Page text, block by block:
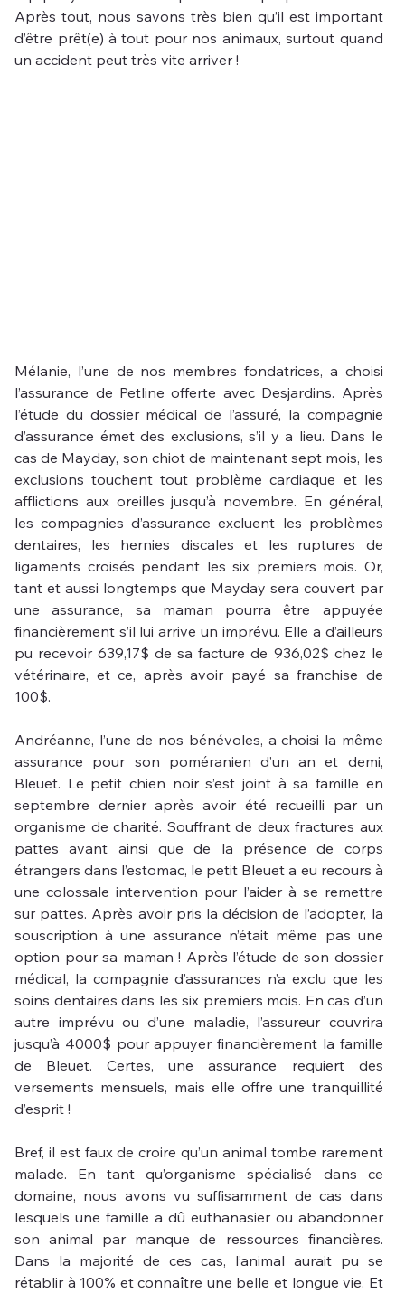
Après tout, nous savons très bien qu’il est important
d’être prêt(e) à tout pour nos animaux, surtout quand
un accident peut très vite arriver !
Mélanie, l’une de nos membres fondatrices, a choisi
l’assurance de Petline offerte avec Desjardins. Après
l’étude du dossier médical de l’assuré, la compagnie
d’assurance émet des exclusions, s’il y a lieu. Dans le
cas de Mayday, son chiot de maintenant sept mois, les
exclusions touchent tout problème cardiaque et les
afflictions aux oreilles jusqu’à novembre. En général,
les compagnies d’assurance excluent les problèmes
dentaires, les hernies discales et les ruptures de
ligaments croisés pendant les six premiers mois. Or,
tant et aussi longtemps que Mayday sera couvert par
une assurance, sa maman pourra être appuyée
financièrement s’il lui arrive un imprévu. Elle a d’ailleurs
pu recevoir 639,17$ de sa facture de 936,02$ chez le
vétérinaire, et ce, après avoir payé sa franchise de
100$.
Andréanne, l’une de nos bénévoles, a choisi la même
assurance pour son poméranien d’un an et demi,
Bleuet. Le petit chien noir s’est joint à sa famille en
septembre dernier après avoir été recueilli par un
organisme de charité. Souffrant de deux fractures aux
pattes avant ainsi que de la présence de corps
étrangers dans l’estomac, le petit Bleuet a eu recours à
une colossale intervention pour l’aider à se remettre
sur pattes. Après avoir pris la décision de l’adopter, la
souscription à une assurance n’était même pas une
option pour sa maman ! Après l’étude de son dossier
médical, la compagnie d’assurances n’a exclu que les
soins dentaires dans les six premiers mois. En cas d’un
autre imprévu ou d’une maladie, l’assureur couvrira
jusqu’à 4000$ pour appuyer financièrement la famille
de Bleuet. Certes, une assurance requiert des
versements mensuels, mais elle offre une tranquillité
d’esprit !
Bref, il est faux de croire qu’un animal tombe rarement
malade. En tant qu’organisme spécialisé dans ce
domaine, nous avons vu suffisamment de cas dans
lesquels une famille a dû euthanasier ou abandonner
son animal par manque de ressources financières.
Dans la majorité de ces cas, l’animal aurait pu se
rétablir à 100% et connaître une belle et longue vie. Et